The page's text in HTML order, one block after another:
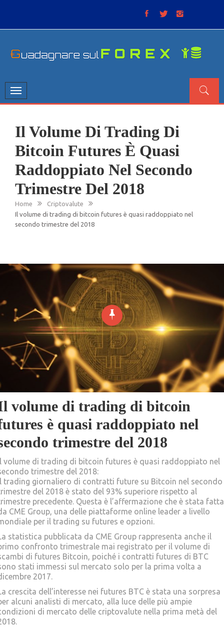
Toggle
navigation
Il Volume Di Trading Di
Bitcoin Futures È Quasi
Raddoppiato Nel Secondo
Trimestre Del 2018
Home
Criptovalute
Il volume di trading di bitcoin futures è quasi raddoppiato nel
secondo trimestre del 2018
volume di trading di bitcoin
è quasi raddoppiato nel
trimestre del 2018
volume di trading di bitcoin futures è quasi raddoppiato nel
trimestre del 2018:
trading giornaliero di contratti future su Bitcoin nel secondo
del 2018 è stato del 93% superiore rispetto al
precedente. Questa è l’affermazione che è stata fatta
CME Group, una delle piattaforme online leader a livello
per il trading su futures e opzioni.
statistica pubblicata da CME Group rappresenta anche il
confronto trimestrale mai registrato per il volume di
di futures Bitcoin, poiché i contratti futures di BTC
stati immessi sul mercato solo per la prima volta a
2017.
crescita dell’interesse nei futures BTC è stata una sorpresa
alcuni analisti di mercato, alla luce delle più ampie
di mercato delle criptovalute nella prima metà del